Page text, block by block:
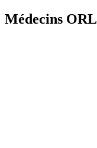
Médecins